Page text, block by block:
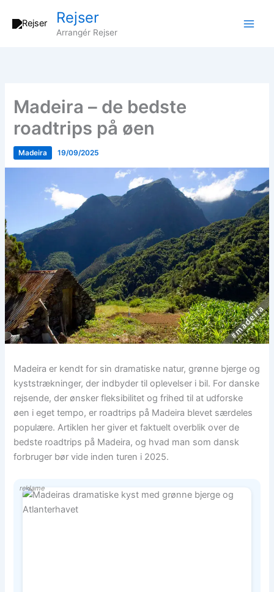
Rejser
Arrangér Rejser
Madeira – de bedste
roadtrips på øen
Madeira 19/09/2025
Madeira er kendt for sin dramatiske natur, grønne bjerge og
kyststrækninger, der indbyder til oplevelser i bil. For danske
rejsende, der ønsker fleksibilitet og frihed til at udforske
øen i eget tempo, er roadtrips på Madeira blevet særdeles
populære. Artiklen her giver et faktuelt overblik over de
bedste roadtrips på Madeira, og hvad man som dansk
forbruger bør vide inden turen i 2025.
reklame